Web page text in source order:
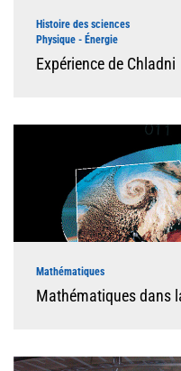
Histoire des sciences
Physique - Énergie
Expérience de Chladni
Mathématiques
Mathématiques dans